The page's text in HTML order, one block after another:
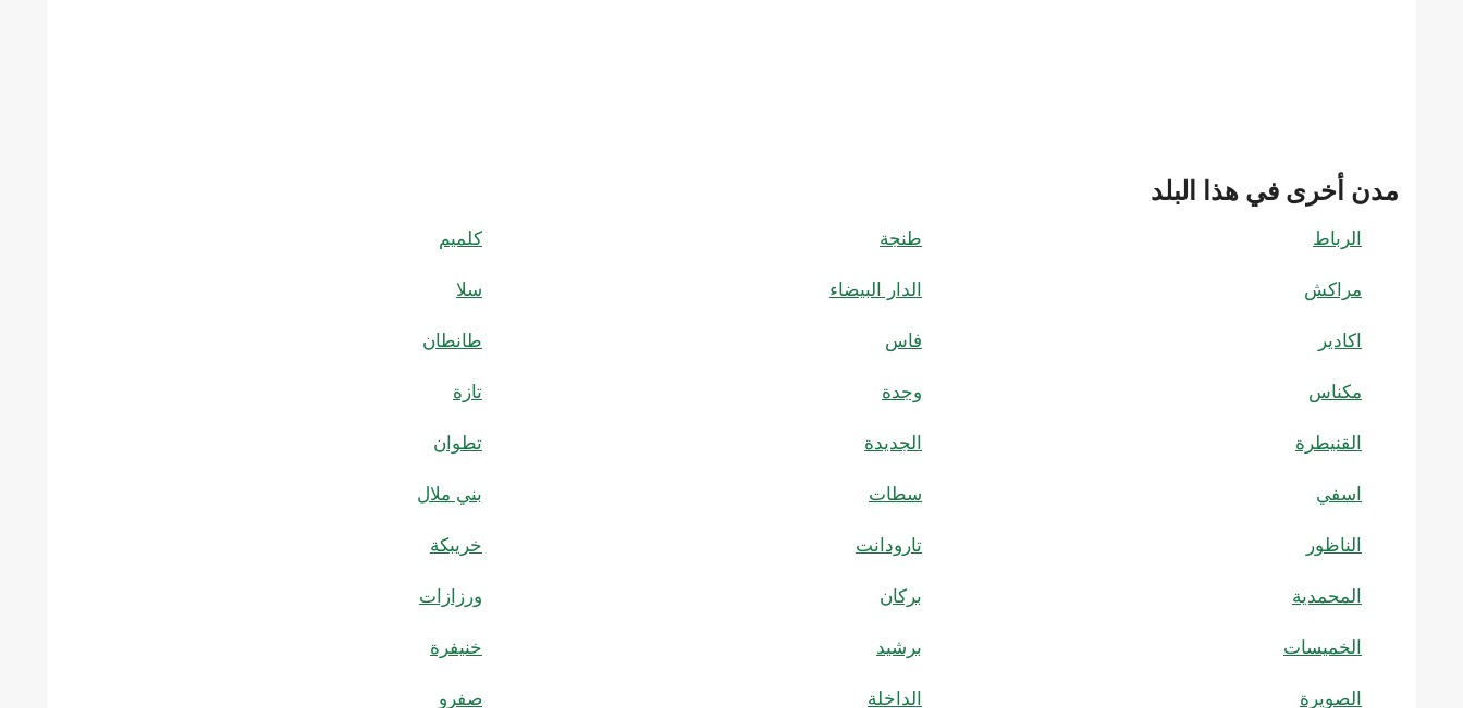
مدن أخرى في هذا البلد
الرباط طنجة كلميم
مراكش الدار البيضاء سلا
اكادير فاس طانطان
مكناس وجدة تازة
القنيطرة الجديدة تطوان
اسفي سطات بني ملال
الناظور تارودانت خريبكة
المحمدية بركان ورزازات
الخميسات برشيد خنيفرة
الصويرة الداخلة صفرو